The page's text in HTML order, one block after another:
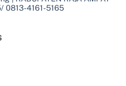
0813-4161-5165